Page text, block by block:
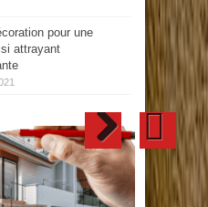
pour une
attrayant